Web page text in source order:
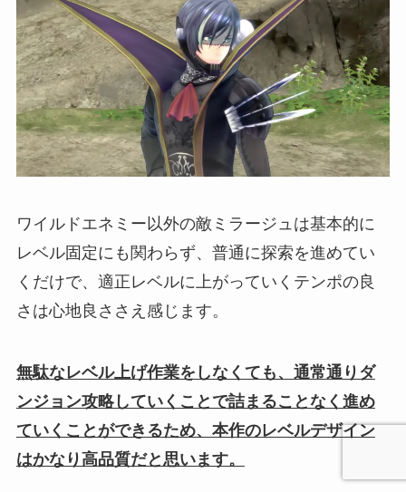
ワイルドエネミー以外の敵ミラージュは基本的に
レベル固定にも関わらず、普通に探索を進めてい
くだけで、適正レベルに上がっていくテンポの良
さは心地良ささえ感じます。
無駄なレベル上げ作業をしなくても、通常通りダ
ンジョン攻略していくことで詰まることなく進め
ていくことができるため、本作のレベルデザイン
はかなり高品質だと思います。